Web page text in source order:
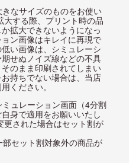
なサイズのものをお使い
する際、プリント時の品
拡大できないようになっ
ン画像はキレイに再現で
い画像は、シミュレーシ
せぬノイズ線などの不具
のまま印刷されてしまい
持ちでない場合は、当店
ください。
ュレーション画面（4分割
身で適用をお願いいたし
更された場合はセット割が
セット割対象外の商品が